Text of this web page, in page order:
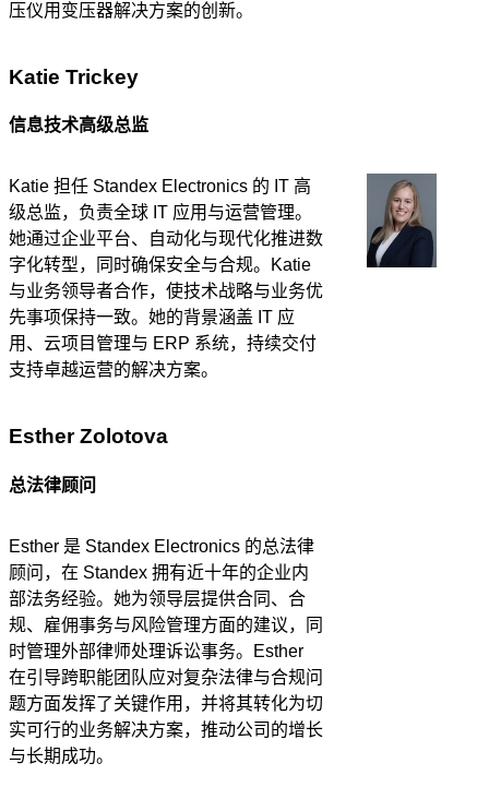
压仪用变压器解决方案的创新。
Katie Trickey
信息技术高级总监
Katie 担任 Standex Electronics 的 IT 高
级总监，负责全球 IT 应用与运营管理。
她通过企业平台、自动化与现代化推进数
字化转型，同时确保安全与合规。Katie
与业务领导者合作，使技术战略与业务优
先事项保持一致。她的背景涵盖 IT 应
用、云项目管理与 ERP 系统，持续交付
支持卓越运营的解决方案。
Esther Zolotova
总法律顾问
Esther 是 Standex Electronics 的总法律
顾问，在 Standex 拥有近十年的企业内
部法务经验。她为领导层提供合同、合
规、雇佣事务与风险管理方面的建议，同
时管理外部律师处理诉讼事务。Esther
在引导跨职能团队应对复杂法律与合规问
题方面发挥了关键作用，并将其转化为切
实可行的业务解决方案，推动公司的增长
与长期成功。